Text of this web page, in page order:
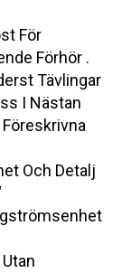
För
Förhör .
Tävlingar
I Nästan
Och Detalj